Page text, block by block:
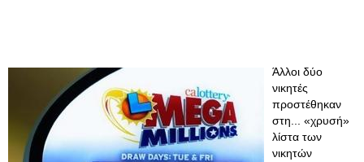
Άλλοι δύο
νικητές
προστέθηκαν
στη... «χρυσή»
λίστα των
νικητών